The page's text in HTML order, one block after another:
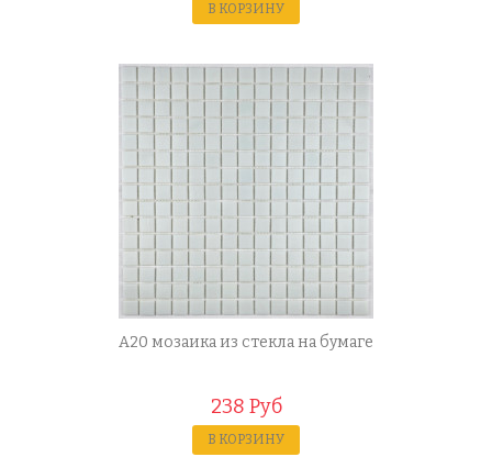
В КОРЗИНУ
A20 мозаика из стекла на бумаге
238 Руб
В КОРЗИНУ